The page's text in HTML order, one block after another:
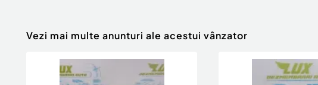
Vezi mai multe anunturi ale acestui vânzator